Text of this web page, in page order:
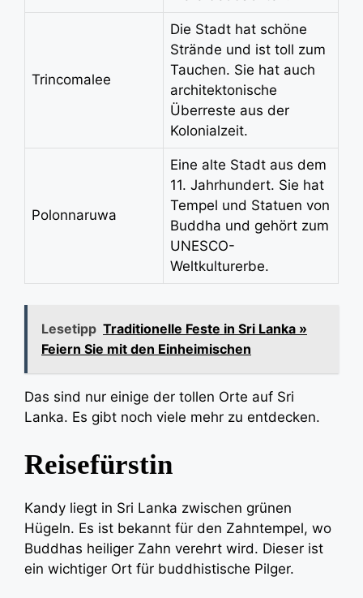
Trincomalee
Die Stadt hat schöne
Strände und ist toll zum
Tauchen. Sie hat auch
architektonische
Überreste aus der
Kolonialzeit.
Polonnaruwa
Eine alte Stadt aus dem
11. Jahrhundert. Sie hat
Tempel und Statuen von
Buddha und gehört zum
UNESCO-
Weltkulturerbe.
Lesetipp Traditionelle Feste in Sri Lanka »
Feiern Sie mit den Einheimischen
Das sind nur einige der tollen Orte auf Sri
Lanka. Es gibt noch viele mehr zu entdecken.
Reisefürstin
Kandy liegt in Sri Lanka zwischen grünen
Hügeln. Es ist bekannt für den Zahntempel, wo
Buddhas heiliger Zahn verehrt wird. Dieser ist
ein wichtiger Ort für buddhistische Pilger.